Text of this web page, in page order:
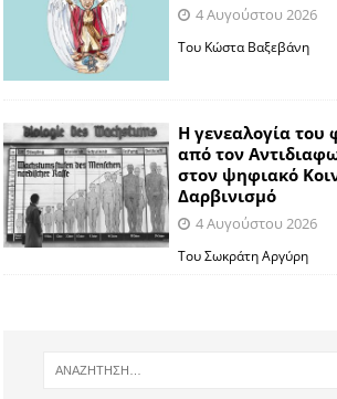
4 Αυγούστου 2026
Του Κώστα Βαξεβάνη
Η γενεαλογία του
από τον
στον ψηφιακό
Δαρβινισμό
4 Αυγούστου 2026
Του Σωκράτη Αργύρη